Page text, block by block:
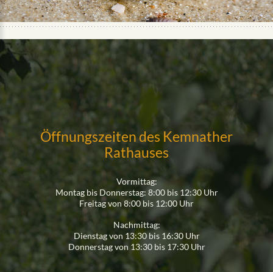
Öffnungszeiten des Kemnather
Rathauses
Vormittag:
Montag bis Donnerstag: 8:00 bis 12:30 Uhr
Freitag von 8:00 bis 12:00 Uhr
Nachmittag:
Dienstag von 13:30 bis 16:30 Uhr
Donnerstag von 13:30 bis 17:30 Uhr